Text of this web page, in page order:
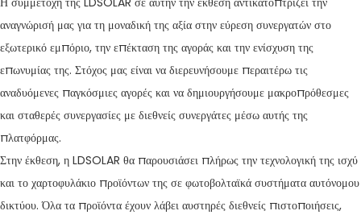
αναγνώρισή μας για τη μοναδική της αξία στην εύρεση συνεργατών στο
εξωτερικό εμπόριο, την επέκταση της αγοράς και την ενίσχυση της
επωνυμίας της. Στόχος μας είναι να διερευνήσουμε περαιτέρω τις
αναδυόμενες παγκόσμιες αγορές και να δημιουργήσουμε μακροπρόθεσμες
και σταθερές συνεργασίες με διεθνείς συνεργάτες μέσω αυτής της
πλατφόρμας.
Στην έκθεση, η LDSOLAR θα παρουσιάσει πλήρως την τεχνολογική της ισχύ
και το χαρτοφυλάκιο προϊόντων της σε φωτοβολταϊκά συστήματα αυτόνομου
δικτύου. Όλα τα προϊόντα έχουν λάβει αυστηρές διεθνείς πιστοποιήσεις,